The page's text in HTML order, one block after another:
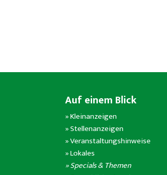
Auf einem Blick
»Kleinanzeigen
»Stellenanzeigen
»Veranstaltungshinweise
»Lokales
» Specials & Themen